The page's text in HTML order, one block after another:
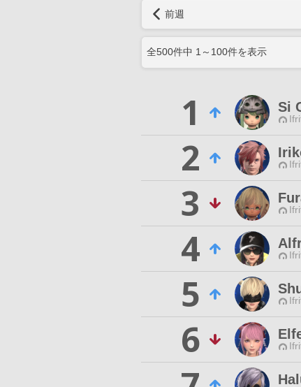
前週
全500件中 1 ～ 100件を表示
1 Si
2
3
4
5
6